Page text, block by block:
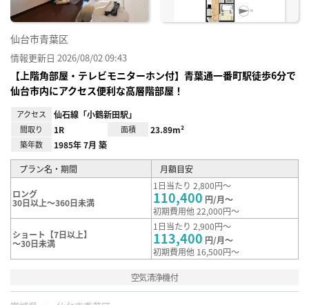
仙台市青葉区
情報更新日 2026/08/02 09:43
【上階角部屋・テレビモニターホン付】青葉通一番町駅徒歩6分で
仙台市内にアクセス便利な高層階部屋！
アクセス 仙石線「小鶴新田駅」
間取り 1R 面積 23.89m²
築年数 1985年 7月 築
プラン名・期間 月額目安
ロング
30日以上～360日未満
1日当たり 2,800円～
110,400 円/月～
初期費用他 22,000円～
ショート【7日以上】
～30日未満
1日当たり 2,900円～
113,400 円/月～
初期費用他 16,500円～
空気清浄機付